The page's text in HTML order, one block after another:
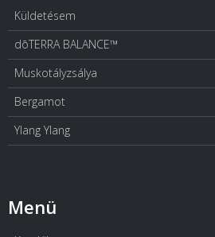
Küldetésem
dōTERRA BALANCE™
Muskotályzsálya
Bergamot
Ylang Ylang
Menü